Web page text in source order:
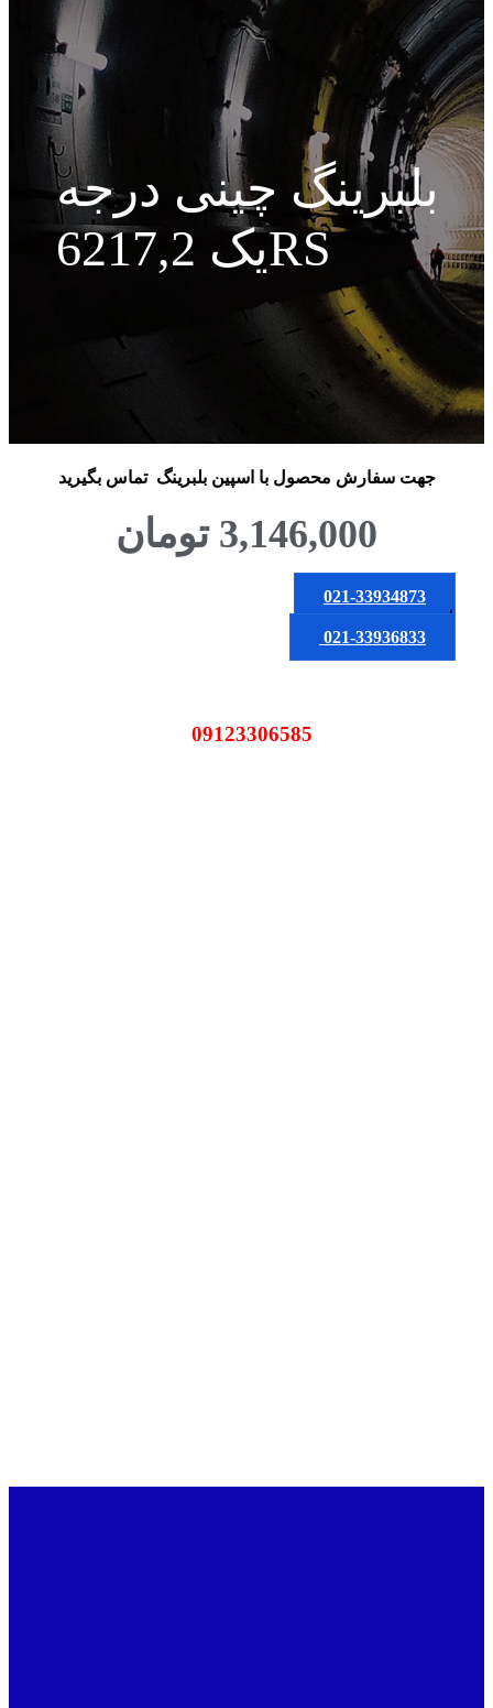
بلبرینگ چینی درجه
یک 6217,2RS
جهت سفارش محصولبا اسپین بلبرینگ تماس بگیرید
3,146,000 تومان
021-33934873
یا
021-33936833